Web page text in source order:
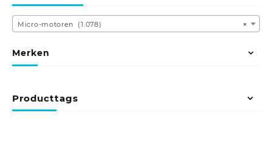
×
Micro-motoren (1.078)
Merken
Producttags